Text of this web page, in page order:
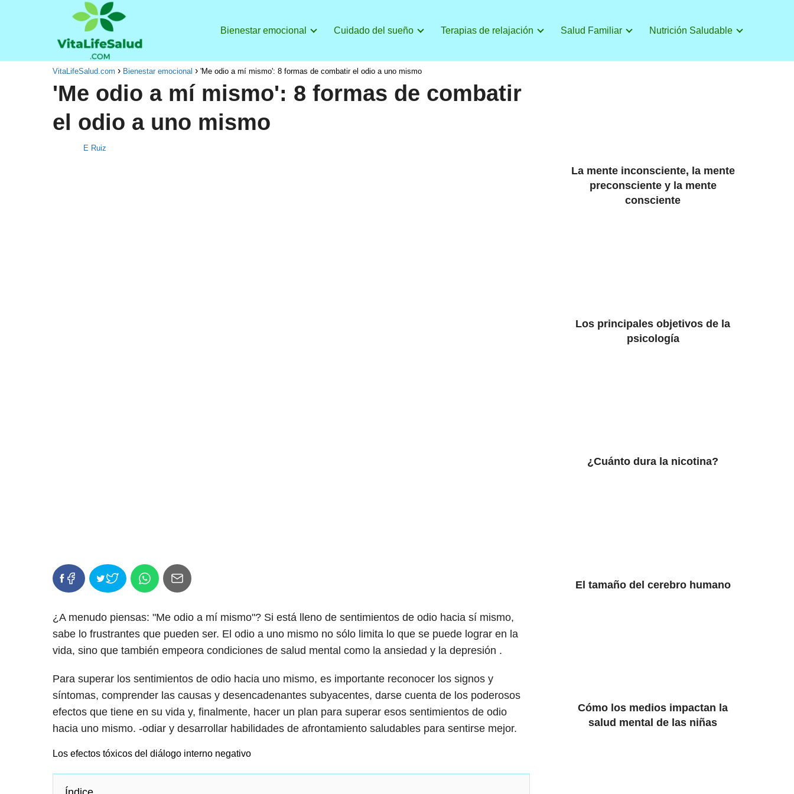
Bienestar emocional Cuidado del sueño Terapias de relajación Salud Familiar Nutrición Saludable
VitaLifeSalud.com Bienestar emocional 'Me odio a mí mismo': 8 formas de combatir el odio a uno mismo
'Me odio a mí mismo': 8 formas de combatir
el odio a uno mismo
E Ruiz
¿A menudo piensas: "Me odio a mí mismo"? Si está lleno de sentimientos de odio hacia sí mismo,
sabe lo frustrantes que pueden ser. El odio a uno mismo no sólo limita lo que se puede lograr en la
vida, sino que también empeora condiciones de salud mental como la ansiedad y la depresión .
Para superar los sentimientos de odio hacia uno mismo, es importante reconocer los signos y
síntomas, comprender las causas y desencadenantes subyacentes, darse cuenta de los poderosos
efectos que tiene en su vida y, finalmente, hacer un plan para superar esos sentimientos de odio
hacia uno mismo. -odiar y desarrollar habilidades de afrontamiento saludables para sentirse mejor.
Los efectos tóxicos del diálogo interno negativo
La mente inconsciente, la mente
preconsciente y la mente
consciente
Los principales objetivos de la
psicología
¿Cuánto dura la nicotina?
El tamaño del cerebro humano
Cómo los medios impactan la
salud mental de las niñas